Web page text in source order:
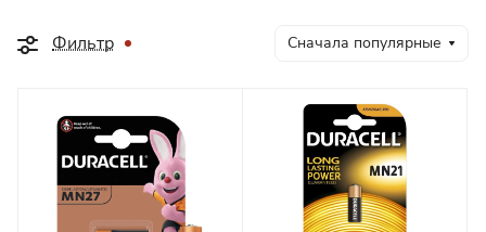
Фильтр Сначала популярные